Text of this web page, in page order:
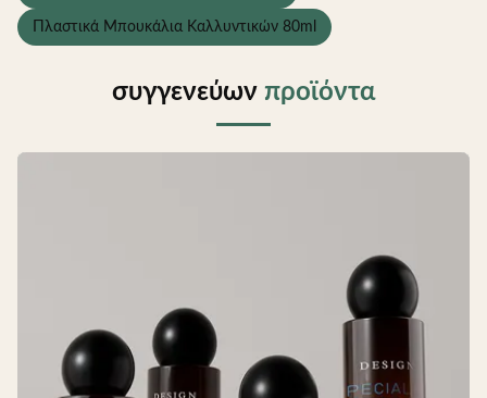
Πλαστικά Μπουκάλια Καλλυντικών 80ml
συγγενεύων προϊόντα